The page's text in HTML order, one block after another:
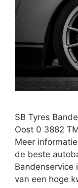
SB Tyres
Oost 0 3882
Meer
de beste
Bandenservice
van een hoge